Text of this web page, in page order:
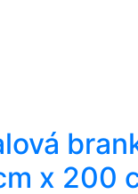
x 200